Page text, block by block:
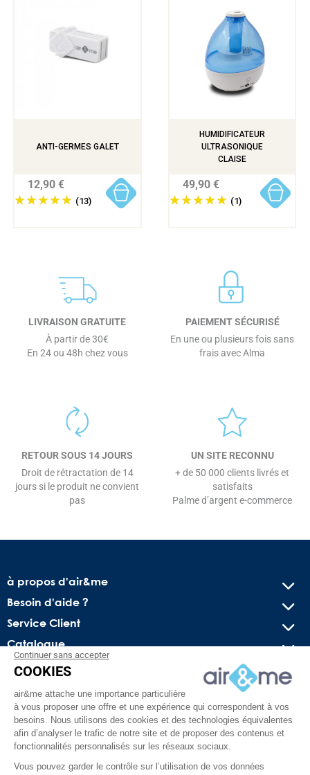
ANTI-GERMES GALET
(13)
12,90 €
HUMIDIFICATEUR
ULTRASONIQUE
CLAISE
(1)
49,90 €
LIVRAISON GRATUITE
À partir de 30€
En 24 ou 48h chez vous
PAIEMENT SÉCURISÉ
En une ou plusieurs fois sans
frais avec Alma
RETOUR SOUS 14 JOURS
Droit de rétractation de 14
jours si le produit ne convient
pas
UN SITE RECONNU
+ de 50 000 clients livrés et
satisfaits
Palme d’argent e-commerce
à propos d'air&me
Besoin d'aide ?
Service Client
Catalogue
Recevez nos offres spéciales !
Conseils pratiques, bons plans exclusifs et actus sur l’air
intérieur. Pas de spam, juré !
Continuer sans accepter
COOKIES
air&me attache une importance particulière
à vous proposer une offre et une expérience qui correspondent à vos
besoins. Nous utilisons des cookies et des technologies équivalentes
afin d’analyser le trafic de notre site et de proposer des contenus et
fonctionnalités personnalisés sur les réseaux sociaux.
Vous pouvez garder le contrôle sur l’utilisation de vos données